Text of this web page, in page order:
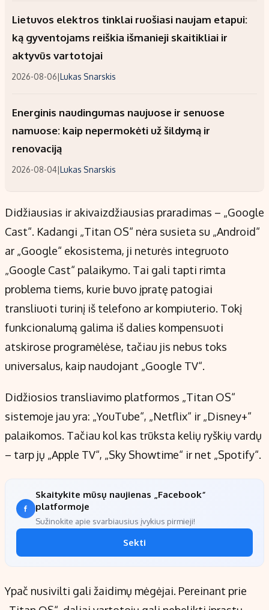
Lietuvos elektros tinklai ruošiasi naujam etapui:
ką gyventojams reiškia išmanieji skaitikliai ir
aktyvūs vartotojai
2026-08-06|Lukas Snarskis
Energinis naudingumas naujuose ir senuose
namuose: kaip nepermokėti už šildymą ir
renovaciją
2026-08-04|Lukas Snarskis
Didžiausias ir akivaizdžiausias praradimas – „Google
Cast“. Kadangi „Titan OS“ nėra susieta su „Android“
ar „Google“ ekosistema, ji neturės integruoto
„Google Cast“ palaikymo. Tai gali tapti rimta
problema tiems, kurie buvo įpratę patogiai
transliuoti turinį iš telefono ar kompiuterio. Tokį
funkcionalumą galima iš dalies kompensuoti
atskirose programėlėse, tačiau jis nebus toks
universalus, kaip naudojant „Google TV“.
Didžiosios transliavimo platformos „Titan OS“
sistemoje jau yra: „YouTube“, „Netflix“ ir „Disney+“
palaikomos. Tačiau kol kas trūksta kelių ryškių vardų
– tarp jų „Apple TV“, „Sky Showtime“ ir net „Spotify“.
Skaitykite mūsų naujienas „Facebook“
platformoje
Sužinokite apie svarbiausius įvykius pirmieji!
Sekti
Ypač nusivilti gali žaidimų mėgėjai. Pereinant prie